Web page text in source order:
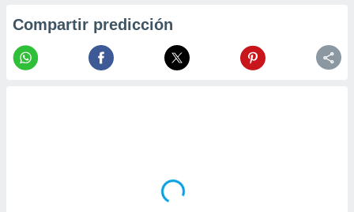
Compartir predicción